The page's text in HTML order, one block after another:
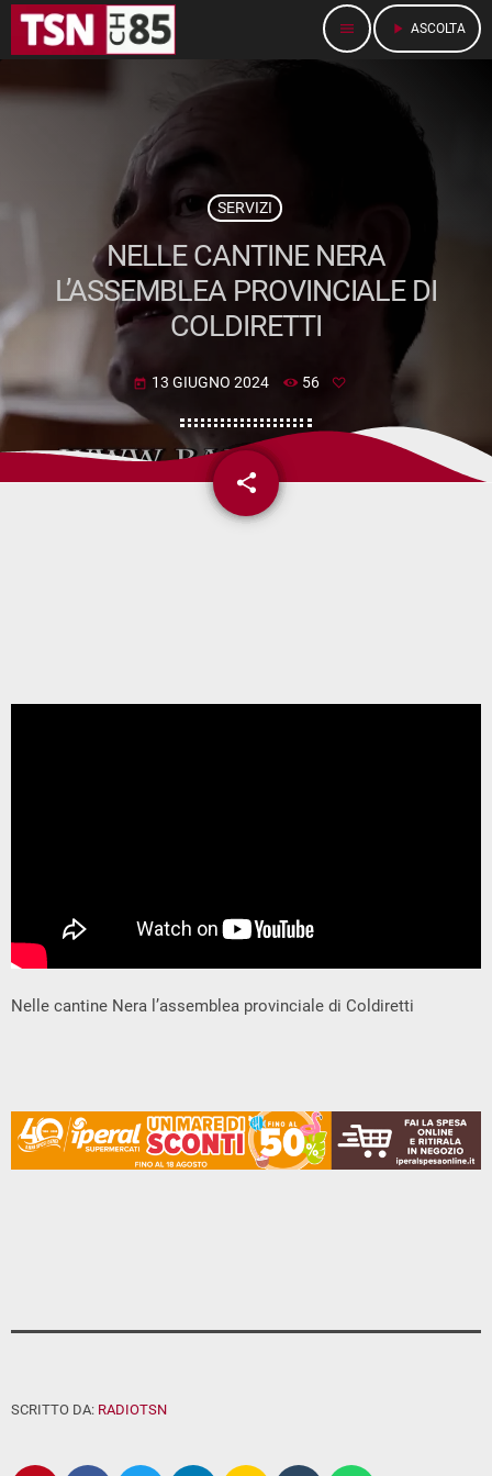
menu play_arrow ASCOLTA
SERVIZI
NELLE CANTINE NERA
L’ASSEMBLEA PROVINCIALE DI
COLDIRETTI
today 13 GIUGNO 2024 56
share
email
Nelle cantine Nera l’assemblea provinciale di Coldiretti
SCRITTO DA: RADIOTSN